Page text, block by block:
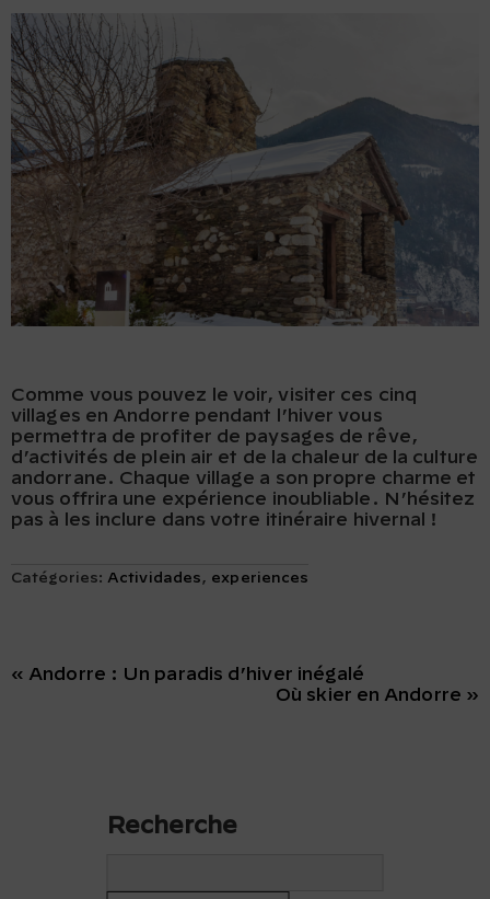
Comme vous pouvez le voir, visiter ces cinq
villages en Andorre pendant l’hiver vous
permettra de profiter de paysages de rêve,
d’activités de plein air et de la chaleur de la culture
andorrane. Chaque village a son propre charme et
vous offrira une expérience inoubliable. N’hésitez
pas à les inclure dans votre itinéraire hivernal !
Catégories:Actividades , experiences
« Andorre : Un paradis d’hiver inégalé
Où skier en Andorre »
Recherche